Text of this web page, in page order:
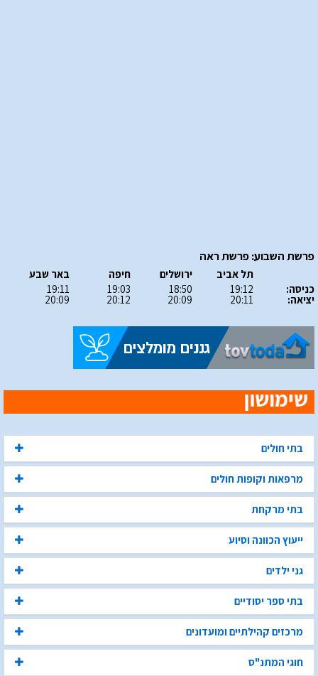
פרשת השבוע: פרשת ראה
כניסה:
יציאה:
תל אביב
19:12
20:11
ירושלים
18:50
20:09
חיפה
19:03
20:12
באר שבע
19:11
20:09
בתי חולים
מרפאות וקופות חולים
בתי מרקחת
ייעוץ הכוונה וסיוע
גני ילדים
בתי ספר יסודיים
מרכזים קהילתיים ומועדונים
חוגי המתנ"ס